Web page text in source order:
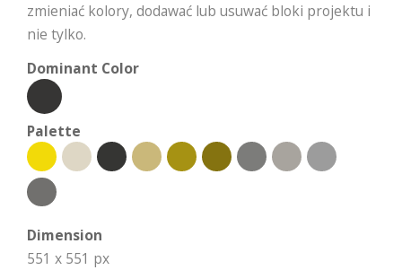
zmieniać kolory, dodawać lub usuwać bloki projektu i
nie tylko.
Dominant Color
Palette
Dimension
551 x 551 px